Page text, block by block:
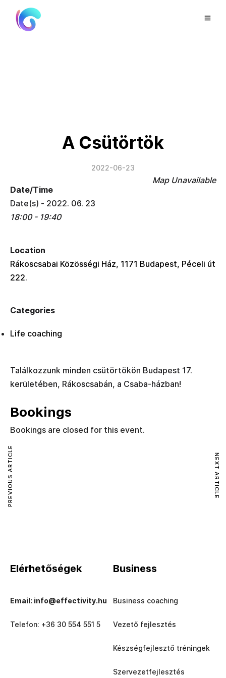
A Csütörtök
2022-06-23
Map Unavailable
Date/Time
Date(s) - 2022. 06. 23
18:00 - 19:40
Location
Rákoscsabai Közösségi Ház, 1171 Budapest, Péceli út
222.
Categories
Life coaching
Találkozzunk minden csütörtökön Budapest 17.
kerületében, Rákoscsabán, a Csaba-házban!
Bookings
Bookings are closed for this event.
PREVIOUS ARTICLE NEXT ARTICLE
Elérhetőségek
Email: info@effectivity.hu
Telefon: +36 30 554 551 5
Business
Business coaching
Vezető fejlesztés
Készségfejlesztő tréningek
Szervezetfejlesztés